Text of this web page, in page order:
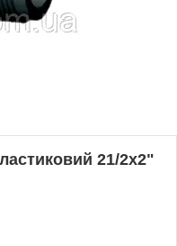
21/2x2"